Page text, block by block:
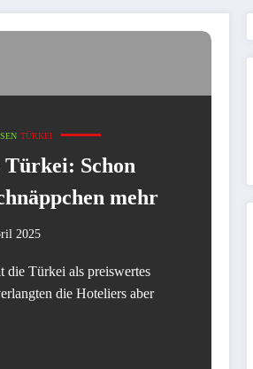
TÜRKEI
Schon
mehr
2025
die Türkei als preiswertes
die Hoteliers aber